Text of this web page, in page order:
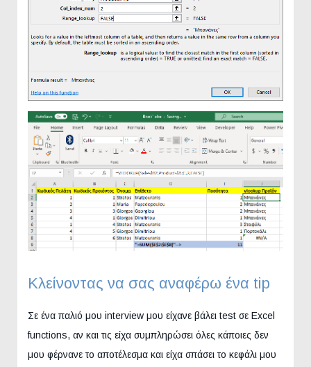
Κλείνοντας να σας αναφέρω ένα tip
Σε ένα παλιό μου interview μου είχανε βάλει test σε Excel
functions, αν και τις είχα συμπληρώσει όλες κάποιες δεν
μου φέρνανε το αποτέλεσμα και είχα σπάσει το κεφάλι μου